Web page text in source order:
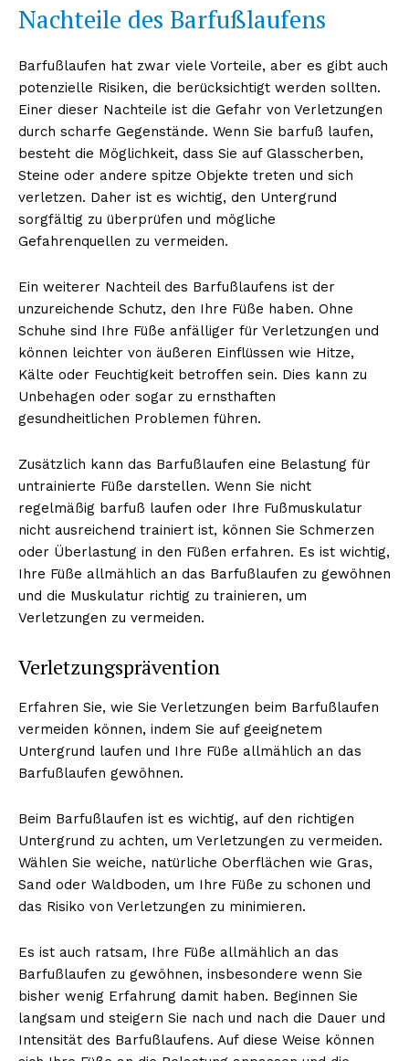
Nachteile des Barfußlaufens
Barfußlaufen hat zwar viele Vorteile, aber es gibt auch
potenzielle Risiken, die berücksichtigt werden sollten.
Einer dieser Nachteile ist die Gefahr von Verletzungen
durch scharfe Gegenstände. Wenn Sie barfuß laufen,
besteht die Möglichkeit, dass Sie auf Glasscherben,
Steine oder andere spitze Objekte treten und sich
verletzen. Daher ist es wichtig, den Untergrund
sorgfältig zu überprüfen und mögliche
Gefahrenquellen zu vermeiden.
Ein weiterer Nachteil des Barfußlaufens ist der
unzureichende Schutz, den Ihre Füße haben. Ohne
Schuhe sind Ihre Füße anfälliger für Verletzungen und
können leichter von äußeren Einflüssen wie Hitze,
Kälte oder Feuchtigkeit betroffen sein. Dies kann zu
Unbehagen oder sogar zu ernsthaften
gesundheitlichen Problemen führen.
Zusätzlich kann das Barfußlaufen eine Belastung für
untrainierte Füße darstellen. Wenn Sie nicht
regelmäßig barfuß laufen oder Ihre Fußmuskulatur
nicht ausreichend trainiert ist, können Sie Schmerzen
oder Überlastung in den Füßen erfahren. Es ist wichtig,
Ihre Füße allmählich an das Barfußlaufen zu gewöhnen
und die Muskulatur richtig zu trainieren, um
Verletzungen zu vermeiden.
Verletzungsprävention
Erfahren Sie, wie Sie Verletzungen beim Barfußlaufen
vermeiden können, indem Sie auf geeignetem
Untergrund laufen und Ihre Füße allmählich an das
Barfußlaufen gewöhnen.
Beim Barfußlaufen ist es wichtig, auf den richtigen
Untergrund zu achten, um Verletzungen zu vermeiden.
Wählen Sie weiche, natürliche Oberflächen wie Gras,
Sand oder Waldboden, um Ihre Füße zu schonen und
das Risiko von Verletzungen zu minimieren.
Es ist auch ratsam, Ihre Füße allmählich an das
Barfußlaufen zu gewöhnen, insbesondere wenn Sie
bisher wenig Erfahrung damit haben. Beginnen Sie
langsam und steigern Sie nach und nach die Dauer und
Intensität des Barfußlaufens. Auf diese Weise können